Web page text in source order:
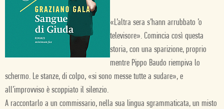
«L’altra sera s’hann arrubbato ’o
televisore». Comincia così questa
storia, con una sparizione, proprio
mentre Pippo Baudo riempiva lo
schermo. Le stanze, di colpo, «si sono messe tutte a sudare», e
all’improvviso è scoppiato il silenzio.
A raccontarlo a un commissario, nella sua lingua sgrammaticata, un misto